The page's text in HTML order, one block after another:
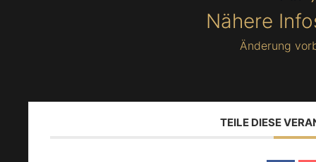
Nähere
Änderung
TEILE DIESE